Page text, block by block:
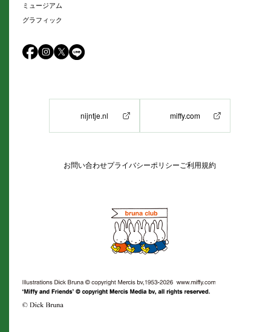
ミュージアム
グラフィック
nijntje.nl miffy.com
お問い合わせプライバシーポリシー ご利用規約